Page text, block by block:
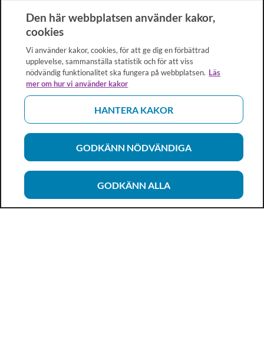
Den här webbplatsen använder kakor,
cookies
Vi använder kakor, cookies, för att ge dig en förbättrad
upplevelse, sammanställa statistik och för att viss
nödvändig funktionalitet ska fungera på webbplatsen. Läs
mer om hur vi använder kakor
HANTERA KAKOR
GODKÄNN NÖDVÄNDIGA
GODKÄNN ALLA